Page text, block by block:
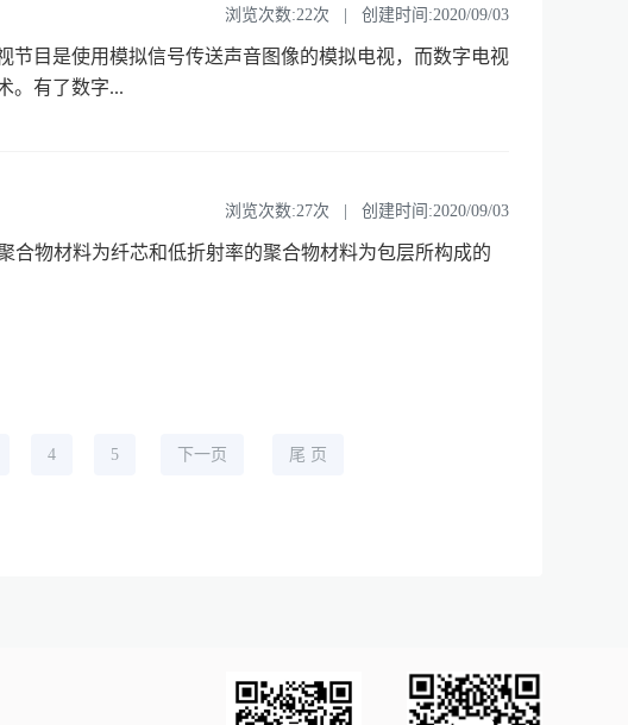
浏览次数:22次 | 创建时间:2020/09/03
目是使用模拟信号传送声音图像的模拟电视，而数字电视
。有了数字...
浏览次数:27次 | 创建时间:2020/09/03
合物材料为纤芯和低折射率的聚合物材料为包层所构成的
4 5 下一页 尾 页